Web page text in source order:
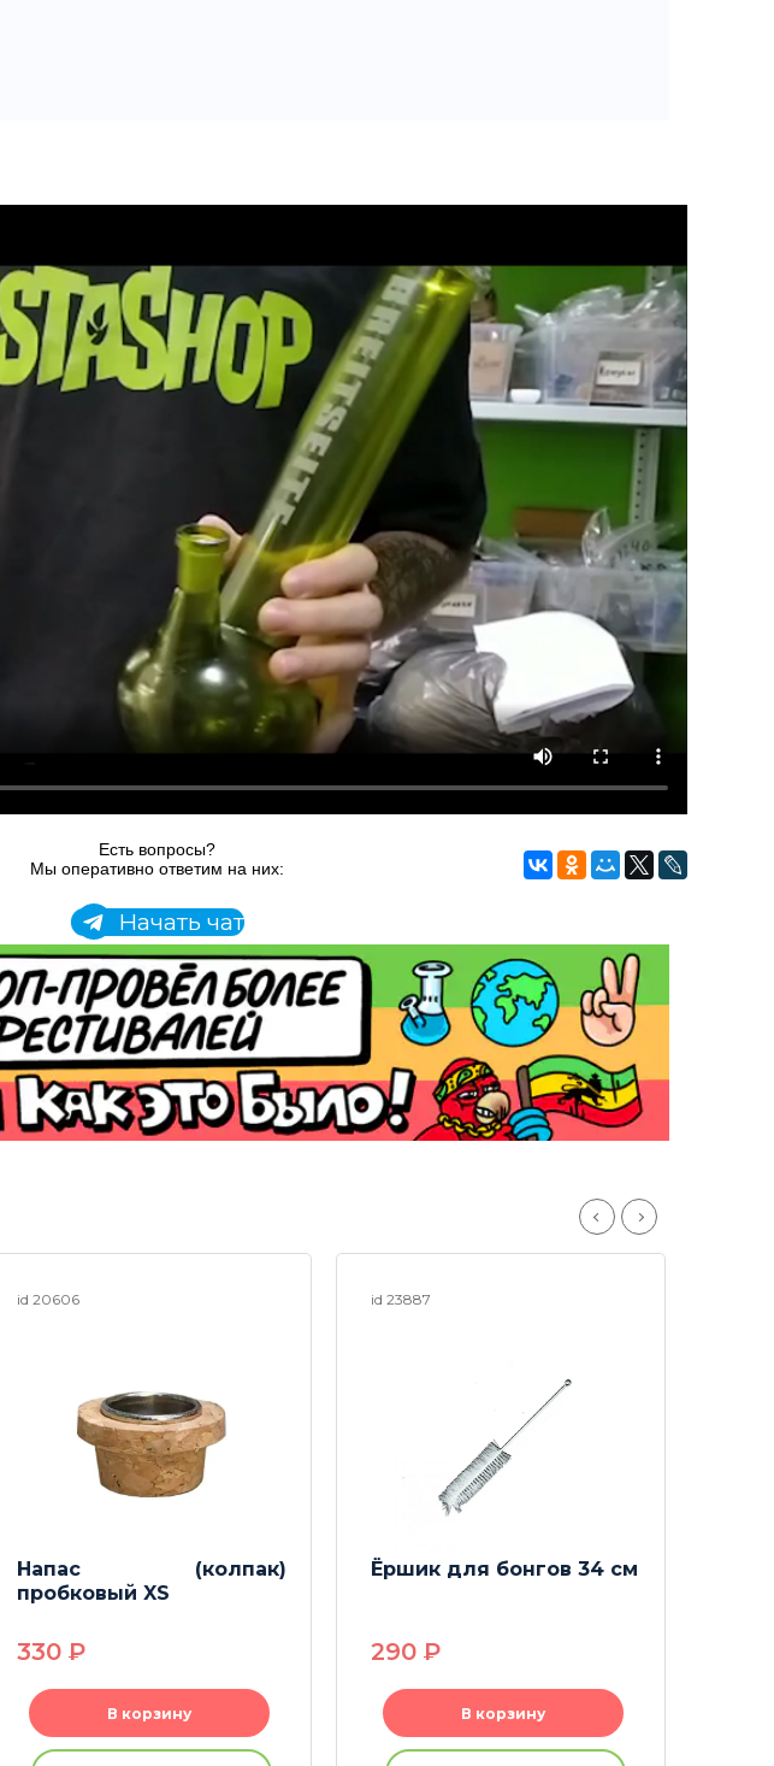
Есть вопросы?
Мы оперативно ответим на них:
Начать чат
id 20606
Напас (колпак)
пробковый XS
330 P
В корзину
id 23887
Ёршик для бонгов 34 см
290 P
В корзину